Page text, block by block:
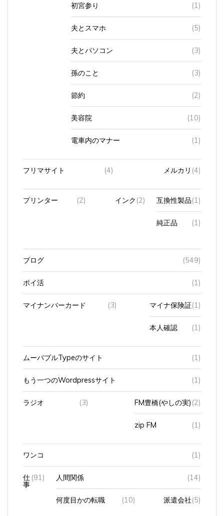
初宮参り (1)
夫とスマホ (5)
夫とパソコン (3)
孫のこと (3)
節約 (2)
美容院 (10)
電車内のマナー (1)
フリマサイト (4) メルカリ (4)
プリンター (2) インク (2) 互換性製品(1)
純正品 (1)
ブログ (549)
ポイ活 (1)
マイナンバーカード (3) マイナ保険証(1)
本人確認 (1)
ムーバブルTypeのサイト (1)
もう一つのWordpressサイト (1)
ラジオ (3) FM豊橋(やしの実) (2)
zip FM (1)
ワンコ (1)
仕
事
(91) 人間関係 (14)
何度目かの転職 (10) 派遣会社(5)